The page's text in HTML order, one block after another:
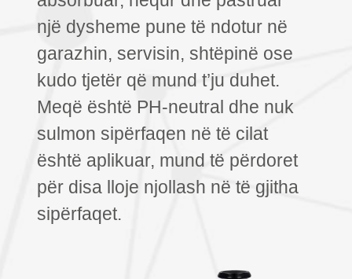
një dysheme pune të ndotur në
garazhin, servisin, shtëpinë ose
kudo tjetër që mund t’ju duhet.
Meqë është PH-neutral dhe nuk
sulmon sipërfaqen në të cilat
është aplikuar, mund të përdoret
për disa lloje njollash në të gjitha
sipërfaqet.